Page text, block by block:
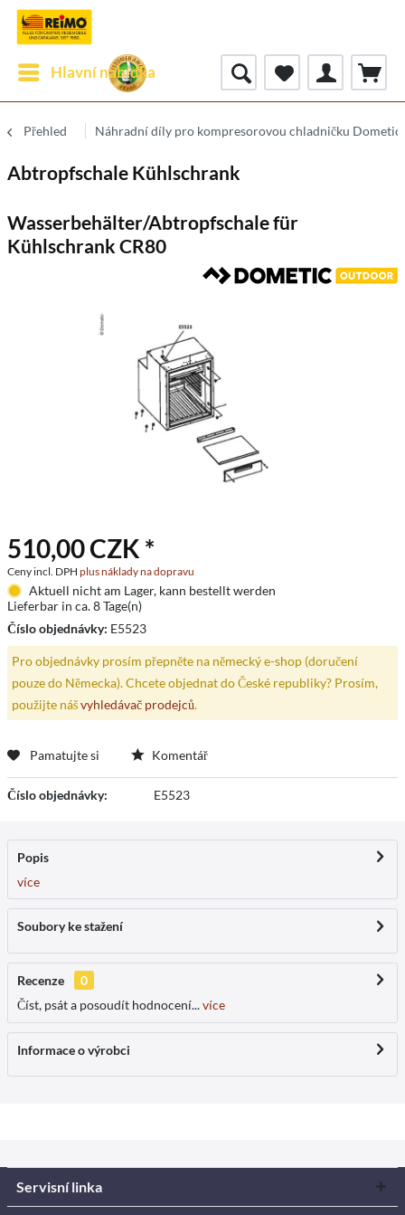
Hlavní nabídka
Přehled Náhradní díly pro kompresorovou chladničku Dometic
Abtropfschale Kühlschrank
Wasserbehälter/Abtropfschale für
Kühlschrank CR80
510,00 CZK *
Ceny incl. DPH plus náklady na dopravu
Aktuell nicht am Lager, kann bestellt werden
Lieferbar in ca. 8 Tage(n)
Číslo objednávky: E5523
Pro objednávky prosím přepněte na německý e-shop (doručení
pouze do Německa). Chcete objednat do České republiky? Prosím,
použijte nášvyhledávač prodejců.
Pamatujte si Komentář
Číslo objednávky: E5523
Popis
více
Soubory ke stažení
Recenze
0
Číst, psát a posoudít hodnocení...více
Informace o výrobci
Servisní linka